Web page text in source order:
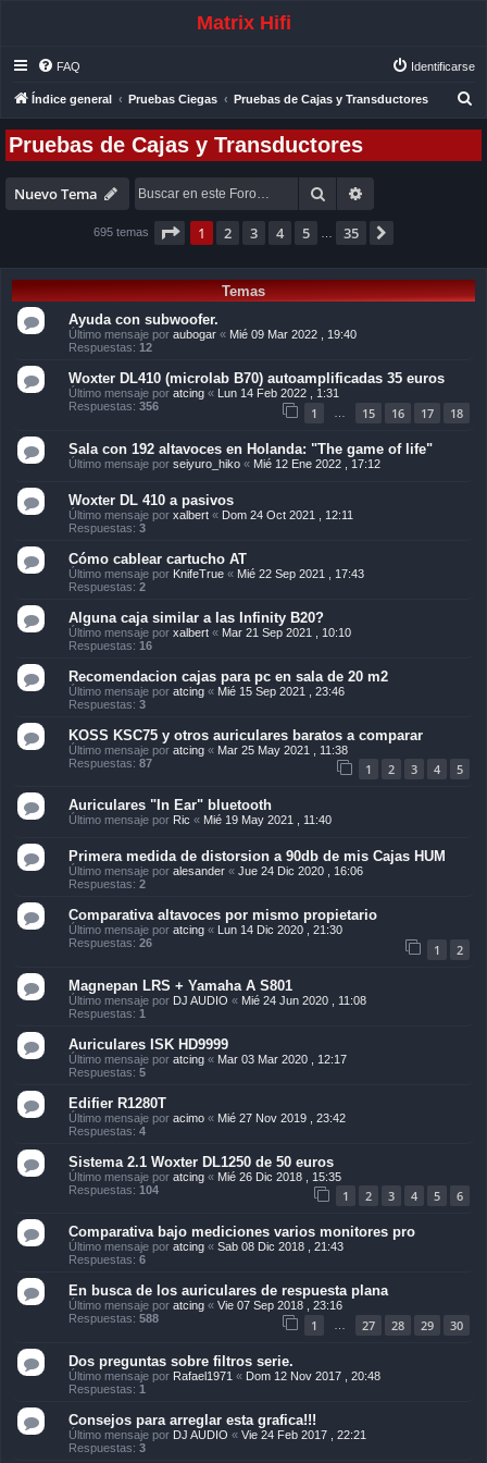
Matrix Hifi
FAQ Identificarse
Índice general Pruebas Ciegas Pruebas de Cajas y Transductores
Pruebas de Cajas y Transductores
Nuevo Tema Buscar
695 temas Página de 35
1 2 3 4 5 35
Temas
Ayuda con subwoofer.
Último mensaje por aubogar « Mié 09 Mar 2022 , 19:40
Respuestas: 12
Woxter DL410 (microlab B70) autoamplificadas 35 euros
Último mensaje por atcing « Lun 14 Feb 2022 , 1:31
Respuestas: 356 1 15 16 17 18
Sala con 192 altavoces en Holanda: "The game of life"
Último mensaje por seiyuro_hiko « Mié 12 Ene 2022 , 17:12
Woxter DL 410 a pasivos
Último mensaje por xalbert « Dom 24 Oct 2021 , 12:11
Respuestas: 3
Cómo cablear cartucho AT
Último mensaje por KnifeTrue « Mié 22 Sep 2021 , 17:43
Respuestas: 2
Alguna caja similar a las Infinity B20?
Último mensaje por xalbert « Mar 21 Sep 2021 , 10:10
Respuestas: 16
Recomendacion cajas para pc en sala de 20 m2
Último mensaje por atcing « Mié 15 Sep 2021 , 23:46
Respuestas: 3
KOSS KSC75 y otros auriculares baratos a comparar
Último mensaje por atcing « Mar 25 May 2021 , 11:38
Respuestas: 87 1 2 3 4 5
Auriculares "In Ear" bluetooth
Último mensaje por Ric « Mié 19 May 2021 , 11:40
Primera medida de distorsion a 90db de mis Cajas HUM
Último mensaje por alesander « Jue 24 Dic 2020 , 16:06
Respuestas: 2
Comparativa altavoces por mismo propietario
Último mensaje por atcing « Lun 14 Dic 2020 , 21:30
Respuestas: 26 1 2
Magnepan LRS + Yamaha A S801
Último mensaje por DJ AUDIO « Mié 24 Jun 2020 , 11:08
Respuestas: 1
Auriculares ISK HD9999
Último mensaje por atcing « Mar 03 Mar 2020 , 12:17
Respuestas: 5
Edifier R1280T
Último mensaje por acimo « Mié 27 Nov 2019 , 23:42
Respuestas: 4
Sistema 2.1 Woxter DL1250 de 50 euros
Último mensaje por atcing « Mié 26 Dic 2018 , 15:35
Respuestas: 104 1 2 3 4 5 6
Comparativa bajo mediciones varios monitores pro
Último mensaje por atcing « Sab 08 Dic 2018 , 21:43
Respuestas: 6
En busca de los auriculares de respuesta plana
Último mensaje por atcing « Vie 07 Sep 2018 , 23:16
Respuestas: 588 1 … 27 28 29 30
Dos preguntas sobre filtros serie.
Último mensaje por Rafael1971 « Dom 12 Nov 2017 , 20:48
Respuestas: 1
Consejos para arreglar esta grafica!!!
Último mensaje por DJ AUDIO « Vie 24 Feb 2017 , 22:21
Respuestas: 3